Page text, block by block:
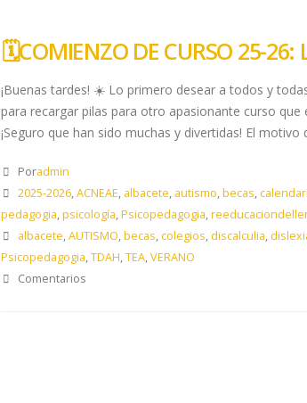
🗓️​COMIENZO DE CURSO 25-26:
¡Buenas tardes! ☀️ Lo primero desear a todos y
para recargar pilas para otro apasionante curso
¡Seguro que han sido muchas y divertidas! El motivo
Poradmin
2025-2026,ACNEAE, albacete, autismo,becas,
pedagogia,psicología,Psicopedagogia,
albacete,AUTISMO,becas,colegios, discalculia,
Psicopedagogia,TDAH,TEA,VERANO
Comentarios